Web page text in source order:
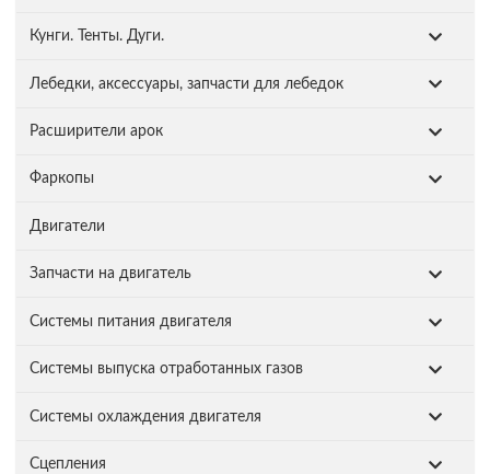
Кунги. Тенты. Дуги.
Лебедки, аксессуары, запчасти для лебедок
Расширители арок
Фаркопы
Двигатели
Запчасти на двигатель
Системы питания двигателя
Системы выпуска отработанных газов
Системы охлаждения двигателя
Сцепления